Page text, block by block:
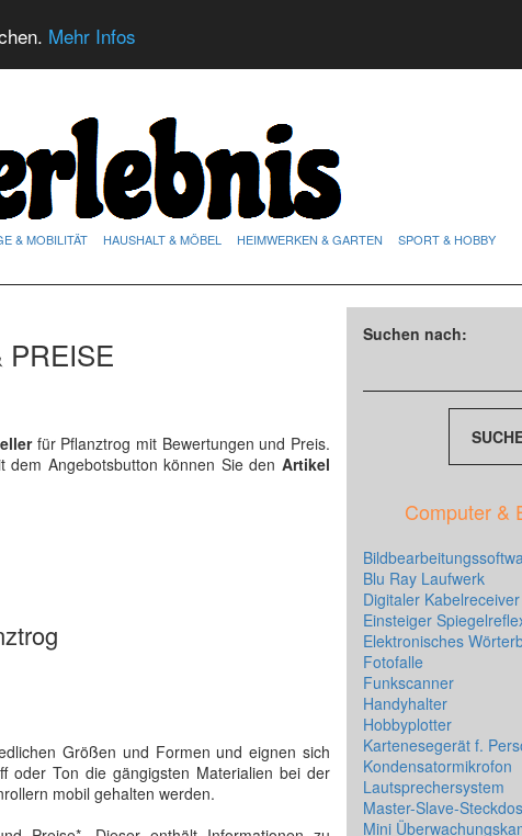
Mehr Infos
& MOBILITÄT HAUSHALT & MÖBEL HEIMWERKEN & GARTEN SPORT & HOBBY
PREISE
für Pflanztrog mit Bewertungen und Preis.
Angebotsbutton können Sie den Artikel
Größen und Formen und eignen sich
oder Ton die gängigsten Materialien bei der
mobil gehalten werden.
Suchen nach:
Computer &
Blu Ray Laufwerk
Digitaler Kabelreceiver
Einsteiger
Elektronisches
Fotofalle
Funkscanner
Handyhalter
Hobbyplotter
Kartenesegerät f.
Kondensatormikrofon
Lautsprechersystem
Master-Slave-
Mini